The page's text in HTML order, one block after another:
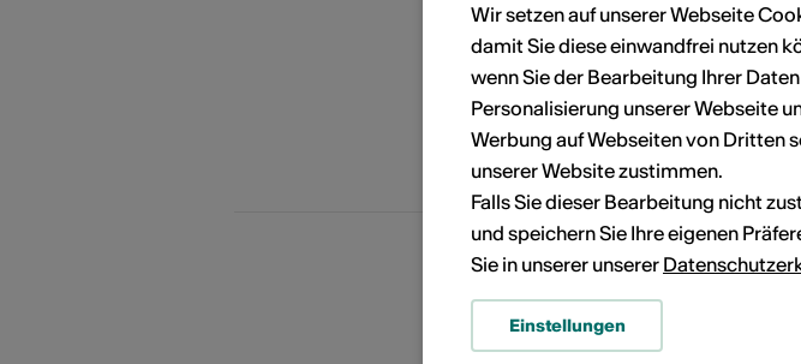
Prix d'étude d'art
Friedl Wald
Art der Anerkennung:
Erhalten im Jahr: 2011
Wir setzen auf unserer Webseite
damit Sie diese einwandfrei nutzen
wenn Sie der Bearbeitung Ihrer
Personalisierung unserer Webseite
Werbung auf Webseiten von Dritten
unserer Website zustimmen.
Falls Sie dieser Bearbeitung nicht
und speichern Sie Ihre eigenen
Sie in unserer unserer
Einstellungen